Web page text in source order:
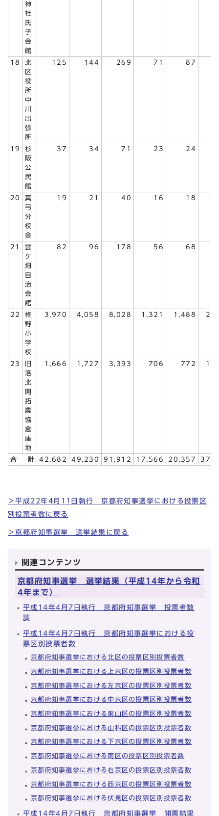
神
社
氏
子
会
館
18
北
区
役
所
中
川
出
張
所
125 144 269 71 87
19
杉
阪
公
民
館
37 34 71 23 24
20
真
弓
分
校
舎
19 21 40 16 18
21
雲
ケ
畑
自
治
会
館
82 96 178 56 68
22
柊
野
小
学
校
3,970 4,058 8,028 1,321 1,488
23
旧
洛
北
開
拓
農
協
倉
庫
地
1,666 1,727 3,393 706 772
合 計 42,682 49,230 91,912 17,566 20,357
＞平成22年4月11日執行 京都府知事選挙における投票区
別投票者数に戻る
＞京都府知事選挙 選挙結果に戻る
関連コンテンツ
京都府知事選挙 選挙結果（平成14年から令和
4年まで）
平成14年4月7日執行 京都府知事選挙 投票者数
調
平成14年4月7日執行 京都府知事選挙における投
票区別投票者数
京都府知事選挙における北区の投票区別投票者数
京都府知事選挙における上京区の投票区別投票者数
京都府知事選挙における左京区の投票区別投票者数
京都府知事選挙における中京区の投票区別投票者数
京都府知事選挙における東山区の投票区別投票者数
京都府知事選挙における山科区の投票区別投票者数
京都府知事選挙における下京区の投票区別投票者数
京都府知事選挙における南区の投票区別投票者数
京都府知事選挙における右京区の投票区別投票者数
京都府知事選挙における西京区の投票区別投票者数
京都府知事選挙における伏見区の投票区別投票者数
平成14年4月7日執行 京都府知事選挙 開票結果